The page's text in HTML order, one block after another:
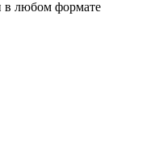
в любом формате